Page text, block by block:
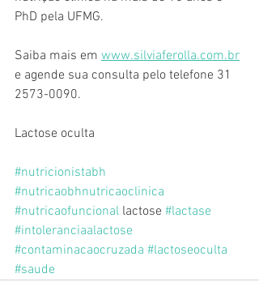
PhD pela UFMG.
Saiba mais em www.silviaferolla.com.br
e agende sua consulta pelo telefone 31
2573-0090.
Lactose oculta
#nutricionistabh
#nutricaobhnutricaoclinica
#nutricaofuncional lactose #lactase
#intoleranciaalactose
#contaminacaocruzada #lactoseoculta
#saude